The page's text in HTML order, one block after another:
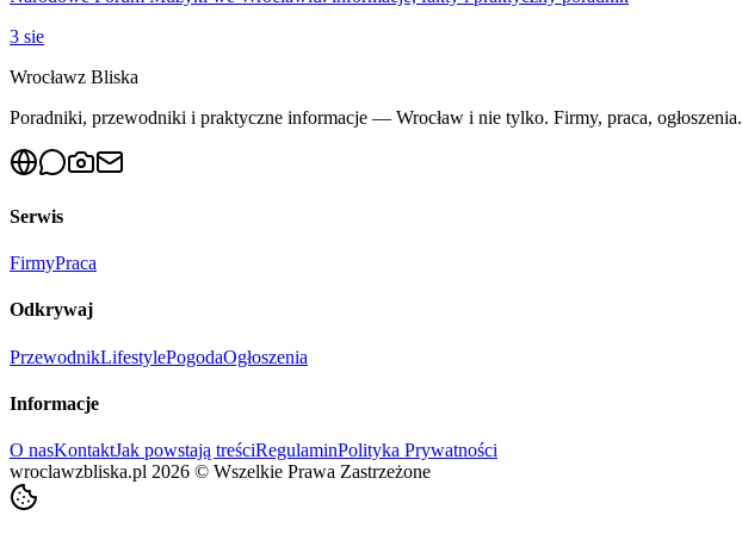
3 sie
Wrocławz Bliska
Poradniki, przewodniki i praktyczne informacje — Wrocław i nie tylko. Firmy, praca, ogłoszenia.
Serwis
FirmyPraca
Odkrywaj
PrzewodnikLifestylePogodaOgłoszenia
Informacje
O nasKontaktJak powstają treściRegulaminPolityka Prywatności
wroclawzbliska.pl 2026 © Wszelkie Prawa Zastrzeżone